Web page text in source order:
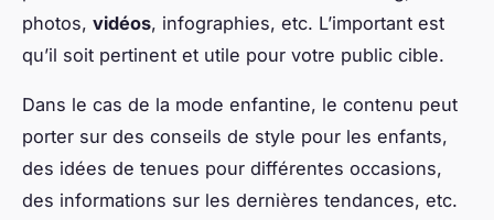
photos, vidéos, infographies, etc. L’important est
qu’il soit pertinent et utile pour votre public cible.
Dans le cas de la mode enfantine, le contenu peut
porter sur des conseils de style pour les enfants,
des idées de tenues pour différentes occasions,
des informations sur les dernières tendances, etc.